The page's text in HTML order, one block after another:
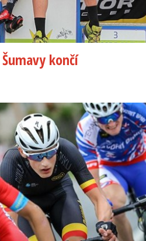
končí